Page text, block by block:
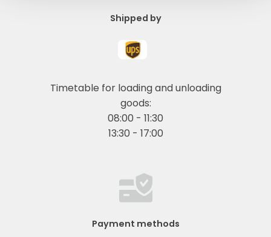
Shipped by
Timetable for loading and unloading
goods:
08:00 - 11:30
13:30 - 17:00
Payment methods